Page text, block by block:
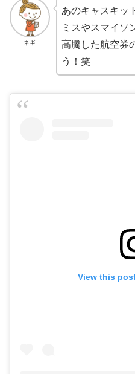
ネギ
あのキャスキッ
ミスやスマイソ
高騰した航空券
う！笑
View this